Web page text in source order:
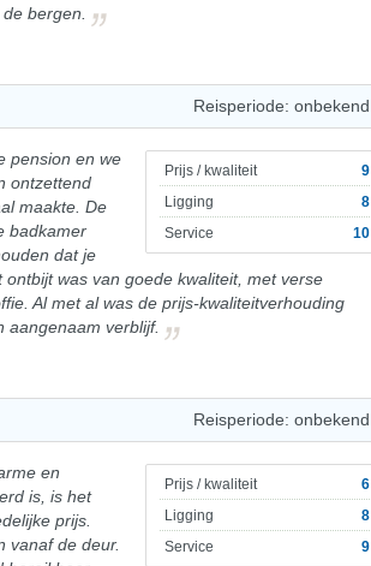
bergen.
Reisperiode: onbekend
Prijs / kwaliteit
9
Ligging
8
Service
10
pension en we
ontzettend
maakte. De
badkamer
dat je
was van goede kwaliteit, met verse
Al met al was de prijs-kwaliteitverhouding
aangenaam verblijf.
Reisperiode: onbekend
Prijs / kwaliteit
6
Ligging
8
Service
9
en
is, is het
prijs.
vanaf de deur.